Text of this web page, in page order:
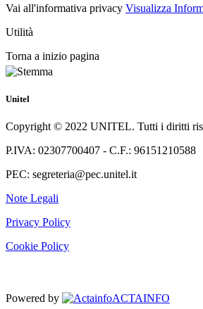
Vai all'informativa privacy Visualizza
Utilità
Torna a inizio pagina
Unitel
Copyright © 2022 UNITEL. Tutti i diritti
P.IVA: 02307700407 - C.F.: 96151210588
PEC: segreteria@pec.unitel.it
Note Legali
Privacy Policy
Cookie Policy
Powered by ACTAINFO